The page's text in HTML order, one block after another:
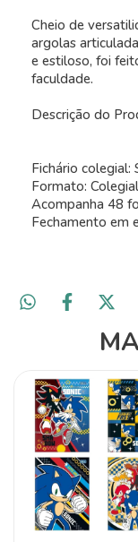
Cheio de
argolas
e estiloso, foi
faculdade.
Descrição do
Fichário colegial:
Formato:
Acompanha 48
Fechamento em